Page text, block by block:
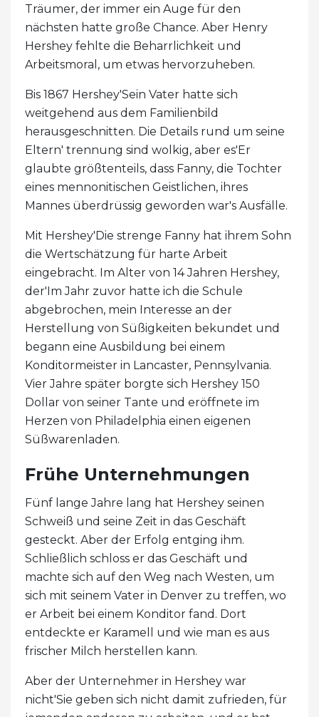
Träumer, der immer ein Auge für den
nächsten hatte große Chance. Aber Henry
Hershey fehlte die Beharrlichkeit und
Arbeitsmoral, um etwas hervorzuheben.
Bis 1867 Hershey'Sein Vater hatte sich
weitgehend aus dem Familienbild
herausgeschnitten. Die Details rund um seine
Eltern' trennung sind wolkig, aber es'Er
glaubte größtenteils, dass Fanny, die Tochter
eines mennonitischen Geistlichen, ihres
Mannes überdrüssig geworden war's Ausfälle.
Mit Hershey'Die strenge Fanny hat ihrem Sohn
die Wertschätzung für harte Arbeit
eingebracht. Im Alter von 14 Jahren Hershey,
der'Im Jahr zuvor hatte ich die Schule
abgebrochen, mein Interesse an der
Herstellung von Süßigkeiten bekundet und
begann eine Ausbildung bei einem
Konditormeister in Lancaster, Pennsylvania.
Vier Jahre später borgte sich Hershey 150
Dollar von seiner Tante und eröffnete im
Herzen von Philadelphia einen eigenen
Süßwarenladen.
Frühe Unternehmungen
Fünf lange Jahre lang hat Hershey seinen
Schweiß und seine Zeit in das Geschäft
gesteckt. Aber der Erfolg entging ihm.
Schließlich schloss er das Geschäft und
machte sich auf den Weg nach Westen, um
sich mit seinem Vater in Denver zu treffen, wo
er Arbeit bei einem Konditor fand. Dort
entdeckte er Karamell und wie man es aus
frischer Milch herstellen kann.
Aber der Unternehmer in Hershey war
nicht'Sie geben sich nicht damit zufrieden, für